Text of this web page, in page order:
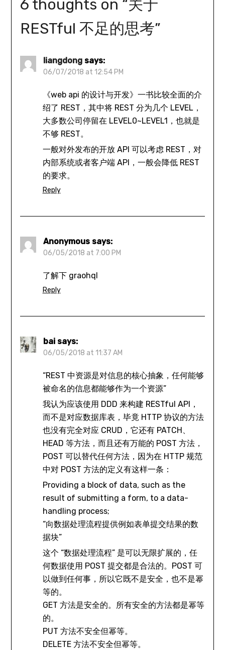
6 thoughts on “关于
RESTful 不足的思考”
liangdong says:
06/07/2018 at 12:54 PM
《web api 的设计与开发》一书比较全面的介
绍了 REST，其中将 REST 分为几个 LEVEL，
大多数公司停留在 LEVEL0~LEVEL1，也就是
不够 REST。
一般对外发布的开放 API 可以考虑 REST，对
内部系统或者客户端 API，一般会降低 REST
的要求。
Reply
Anonymous says:
06/05/2018 at 7:00 PM
了解下 graohql
Reply
bai says:
06/05/2018 at 11:37 AM
“REST 中资源是对信息的核心抽象，任何能够
被命名的信息都能够作为一个资源”
我认为应该使用 DDD 来构建 RESTful API，
而不是对应数据库表，毕竟 HTTP 协议的方法
也没有完全对应 CRUD，它还有 PATCH、
HEAD 等方法，而且还有万能的 POST 方法，
POST 可以替代任何方法，因为在 HTTP 规范
中对 POST 方法的定义有这样一条：
Providing a block of data, such as the
result of submitting a form, to a data-
handling process;
“向数据处理流程提供例如表单提交结果的数
据块”
这个 “数据处理流程” 是可以无限扩展的，任
何数据使用 POST 提交都是合法的。POST 可
以做到任何事，所以它既不是安全，也不是幂
等的。
GET 方法是安全的。所有安全的方法都是幂等
的。
PUT 方法不安全但幂等。
DELETE 方法不安全但幂等。